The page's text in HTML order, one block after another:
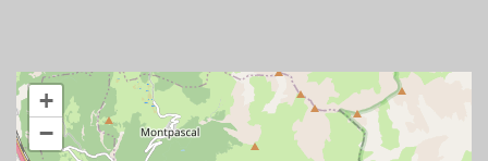
+
−